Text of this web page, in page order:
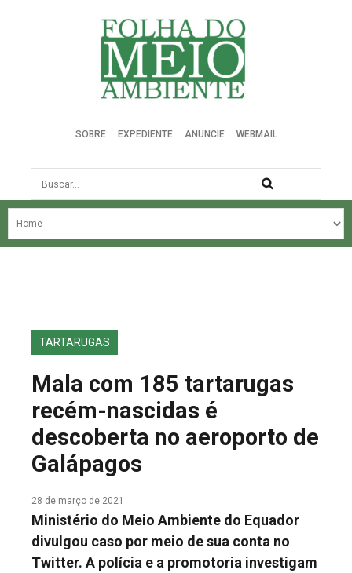
Folha do Meio Ambiente
SOBRE EXPEDIENTE ANUNCIE WEBMAIL
Busca
NOSSA HISTÓRIA
EDIÇÕES ANTERIORES
FALE CONOSCO
TARTARUGAS
Mala com 185 tartarugas
recém-nascidas é
descoberta no aeroporto de
Galápagos
28 de março de 2021
Ministério do Meio Ambiente do Equador
divulgou caso por meio de sua conta no
Twitter. A polícia e a promotoria investigam